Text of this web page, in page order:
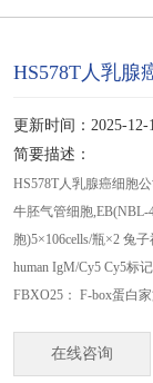
HS578T人乳腺
更新时间：2025-12-
简要描述：
HS578T人乳腺癌细胞
牛胚气管细胞,EB(NBL-
胞)5×106cells/瓶×2 兔
human IgM/Cy5 Cy5标
FBXO25： F-box蛋白
在线咨询